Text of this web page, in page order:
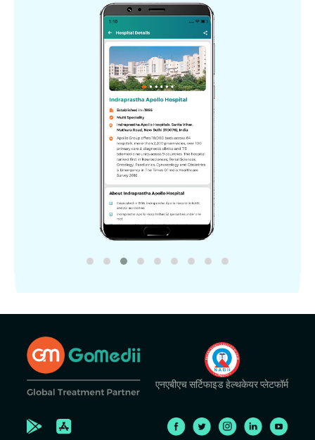
एनएबीएच सर्टिफाइड हेल्थकेयर प्लेटफॉर्म